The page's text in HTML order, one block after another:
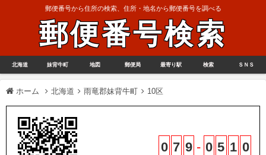
郵便番号から住所の検索、住所・地名から郵便番号を調べる
郵便番号検索
北海道 妹背牛町 地図 郵便局 最寄り駅 検索 ＳＮＳ
ホーム 北海道 雨竜郡妹背牛町 10区
0 7 9 - 0 5 1 0